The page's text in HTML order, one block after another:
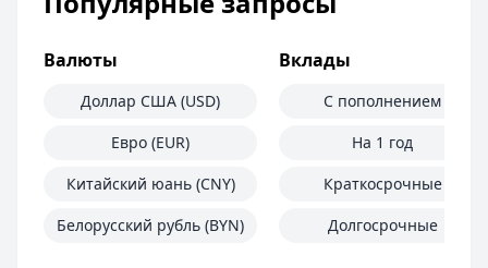
Валюты
Доллар США (USD)
Евро (EUR)
Китайский юань (CNY)
Белорусский рубль (BYN)
Вклады
С пополнением
На 1 год
Краткосрочные
Долгосрочные